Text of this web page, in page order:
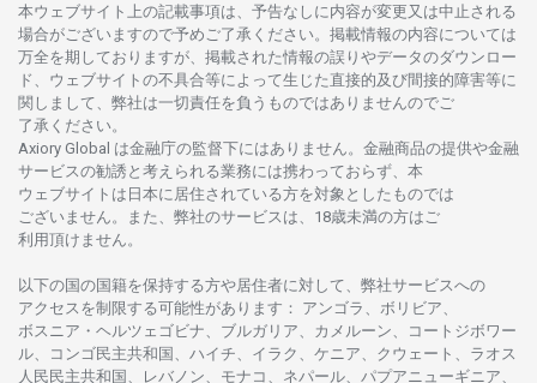
本ウェブサイト 上の記載事項は、 予告なしに 内容が変更又は中止さ れる
場合がございますので予めご了承ください。 掲載情報の内容については
万全を期しておりますが、 掲載さ れた情報の誤りやデータのダウンロー
ド、 ウェブサイトの不具合等に よって生じた 直接的及び間接的障害等に
関し まして、 弊社は一切責任を負うものではありませんのでご
了承ください。
Axiory Global は金融庁の監督下にはありません。 金融商品の提供や金融
サービスの勧誘と 考えられる業務には携わっておらず、 本
ウェブサイトは 日本に 居住さ れている方を対象としたものでは
ございません。
また、 弊社のサービスは、18歳未満の方は ご
利用頂けません 。
以下の国の国籍を保持する方や居住者に対して、 弊社サービスへの
アクセスを制限する可能性があります ： アンゴラ、ボリビア、
ボスニア ・ ヘルツェゴビナ、ブルガリア、カメルーン、コートジボワー
ル、
コンゴ民主共和国、ハイチ、イラク、ケニア、クウェート、 ラオス
人民民主共和国、レバノン、モナコ、ネパール、パプアニューギニア、